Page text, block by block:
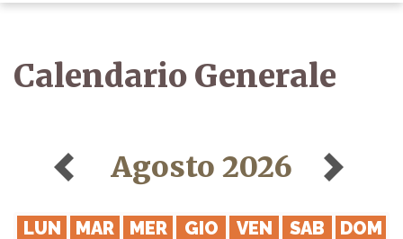
Calendario Generale
Agosto 2026
LUN MAR MER GIO VEN SAB DOM